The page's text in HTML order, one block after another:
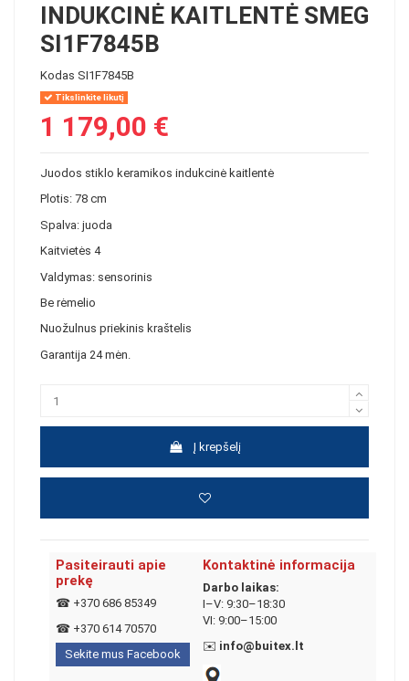
INDUKCINĖ KAITLENTĖ SMEG
SI1F7845B
Kodas SI1F7845B
Tikslinkite likutį
1 179,00 €
Juodos stiklo keramikos indukcinė kaitlentė
Plotis: 78 cm
Spalva: juoda
Kaitvietės 4
Valdymas: sensorinis
Be rėmelio
Nuožulnus priekinis kraštelis
Garantija 24 mėn.
Į krepšelį
Pasiteirauti apie
prekę
☎ +370 686 85349
☎ +370 614 70570
Sekite mus Facebook
Kontaktinė informacija
Darbo laikas:
I–V: 9:30–18:30
VI: 9:00–15:00
✉️ info@buitex.lt